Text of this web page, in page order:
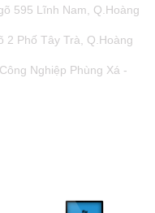
595 Lĩnh Nam, Q.Hoàng
2 Phố Tây Trà, Q.Hoàng
Nghiệp Phùng Xá -